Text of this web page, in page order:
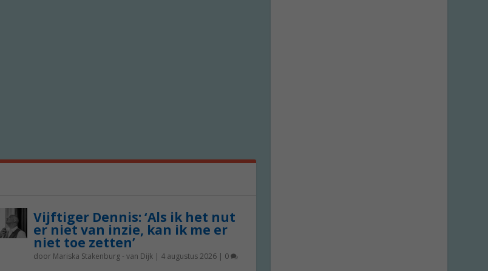
Vijftiger Dennis: ‘Als ik het nut
er niet van inzie, kan ik me er
niet toe zetten’
door Mariska Stakenburg - van Dijk| 4 augustus 2026| 0